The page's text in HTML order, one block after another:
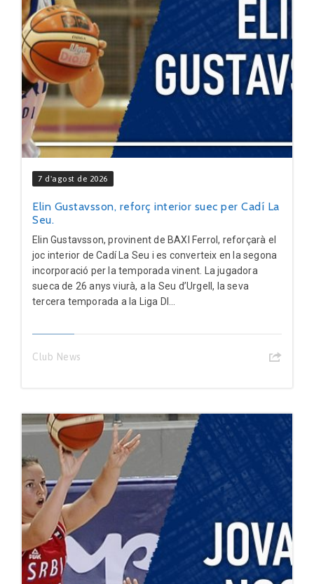
7 d'agost de 2026
Elin Gustavsson, reforç interior suec per Cadí La
Seu.
Elin Gustavsson, provinent de BAXI Ferrol, reforçarà el
joc interior de Cadí La Seu i es converteix en la segona
incorporació per la temporada vinent. La jugadora
sueca de 26 anys viurà, a la Seu d’Urgell, la seva
tercera temporada a la Liga DI...
Club News